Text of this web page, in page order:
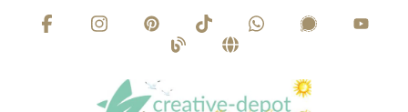
Zum Hauptinhalt springen